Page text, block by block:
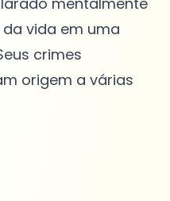
vida em uma
crimes
origem a várias